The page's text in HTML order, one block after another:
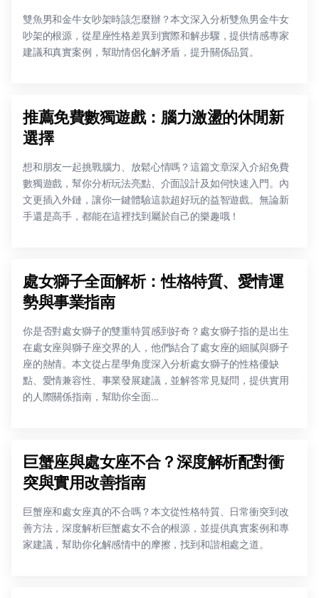
雙魚男和金牛女吵架時該怎麼辦？本文深入分析雙魚男金牛女
吵架的根源，從星座性格差異到實際和解步驟，提供情感專家
建議和真實案例，幫助情侶化解矛盾，提升關係品質。
推薦免費數獨遊戲：腦力激盪的休閒新
選擇
想和朋友一起挑戰腦力、放鬆心情嗎？這篇文章深入介紹免費
數獨遊戲，幫你分析玩法亮點、介面設計及如何快速入門。內
文更插入外鏈，讓你一鍵體驗這款超好玩的益智遊戲。無論新
手還是高手，都能在這裡找到屬於自己的樂趣哦！
處女獅子全面解析：性格特質、愛情運
勢與事業指南
你是否對處女獅子的雙重特質感到好奇？處女獅子指的是出生
在處女座與獅子座交界的人，他們結合了處女座的細膩與獅子
座的熱情。本文從占星學角度深入分析處女獅子的性格優缺
點、愛情兼容性、事業發展建議，並解答常見疑問，提供實用
的人際關係指南，幫助你全面...
巨蟹座與處女座不合？深度解析配對衝
突與實用改善指南
巨蟹座和處女座真的不合嗎？本文從性格特質、日常衝突到改
善方法，深度解析巨蟹處女不合的根源，並提供真實案例和專
家建議，幫助你化解感情中的摩擦，找到和諧相處之道。